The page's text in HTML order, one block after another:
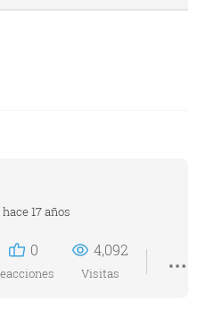
hace 17 años
0 4,092
Visitas